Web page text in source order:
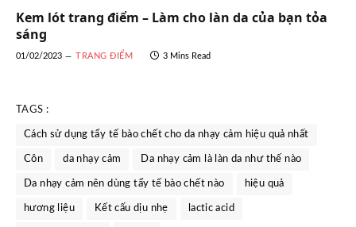
Kem lót trang điểm – Làm cho làn da của bạn tỏa
sáng
01/02/2023 TRANG ĐIỂM 3 Mins Read
TAGS :
Cách sử dụng tẩy tế bào chết cho da nhạy cảm hiệu quả nhất
Côn da nhạy cảm Da nhạy cảm là làn da như thế nào
Da nhạy cảm nên dùng tẩy tế bào chết nào hiệu quả
hương liệu Kết cấu dịu nhẹ lactic acid